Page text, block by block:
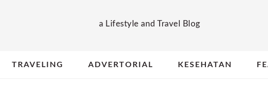
a Lifestyle and Travel Blog
TRAVELING ADVERTORIAL KESEHATAN